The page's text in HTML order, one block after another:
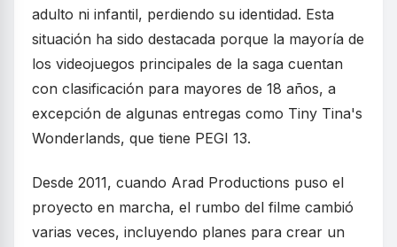
adulto ni infantil, perdiendo su identidad. Esta
situación ha sido destacada porque la mayoría de
los videojuegos principales de la saga cuentan
con clasificación para mayores de 18 años, a
excepción de algunas entregas como Tiny Tina's
Wonderlands, que tiene PEGI 13.
Desde 2011, cuando Arad Productions puso el
proyecto en marcha, el rumbo del filme cambió
varias veces, incluyendo planes para crear un